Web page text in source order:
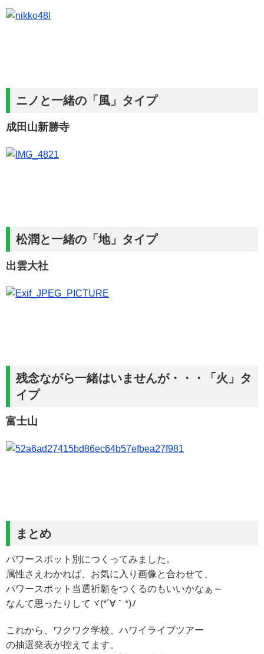
ニノと一緒の「風」タイプ
成田山新勝寺
松潤と一緒の「地」タイプ
出雲大社
残念ながら一緒はいませんが・・・「火」タ
イプ
富士山
まとめ
パワースポット別につくってみました。
属性さえわかれば、お気に入り画像と合わせて、
パワースポット当選祈願をつくるのもいいかなぁ～
なんて思ったりしてヾ(*´∀｀*)ﾉ
これから、ワクワク学校、ハワイライブツアー
の抽選発表が控えてます。